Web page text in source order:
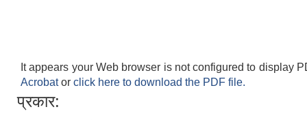
It appears your Web browser is not configured to display
Acrobator click here to download the PDF file.
प्रकार: